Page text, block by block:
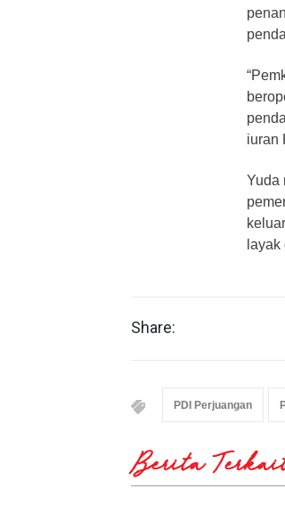
iuran
Yuda
Share:
PDI Perjuangan
Berita